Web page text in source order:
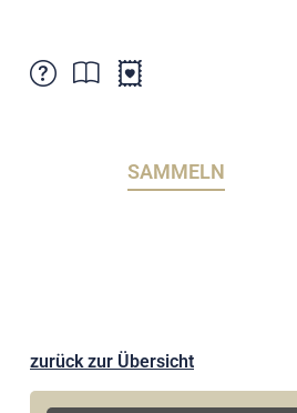
Verkaufsstellen
Postcrossing
Abonnemente
SAMMELN
zurück zur Übersicht